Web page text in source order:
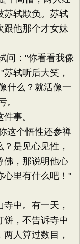
苏轼欺负。苏轼
跟他那个才女妹
："你看看我像
轼听后大笑，
什么？就活像一
。
事。
个悟性还参禅
是见心见性，
佛，那说明他心
心里有什么吧！"
中。有一天，
饼，不告诉寺中
人算过数目，